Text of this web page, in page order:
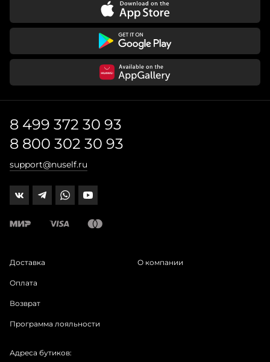
8 499 372 30 93
8 800 302 30 93
support@nuself.ru
Доставка
Оплата
Возврат
Программа лояльности
О компании
Адреса бутиков: